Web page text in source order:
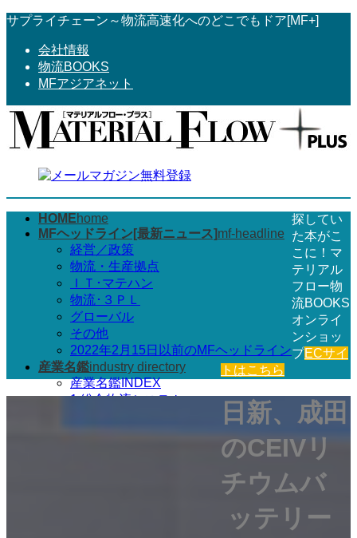
コ
へ
ス
ナ
ョ
ン
サプライチェーン～物流高速化へのどこでもドア[MF+]
会社情報
物流BOOKS
MFアジアネット
HOMEhome
MFヘッドライン[最新ニュース]mf-headline
経営／政策
物流・生産拠点
ＩＴ･マテハン
物流･３ＰＬ
グローバル
その他
2022年2月15日以前のMFヘッドライン
産業名鑑industry directory
産業名鑑INDEX
1.総合物流システム
探してい
た本がこ
こに！マ
テリアル
フロー物
流BOOKS
オンライ
ンショッ
プECサイ
トはこちら
日新、成田
のCEIVリ
チウムバ
ッテリー